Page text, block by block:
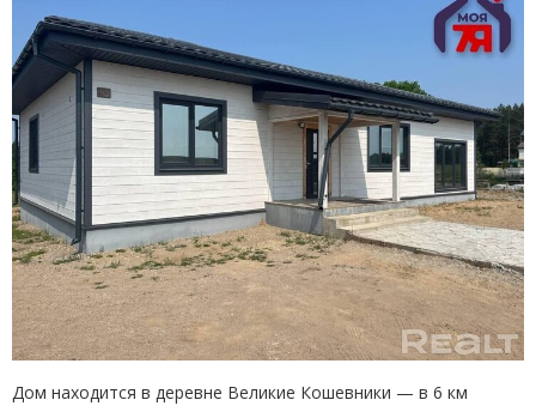
Дом находится в деревне Великие Кошевники — в 6 км